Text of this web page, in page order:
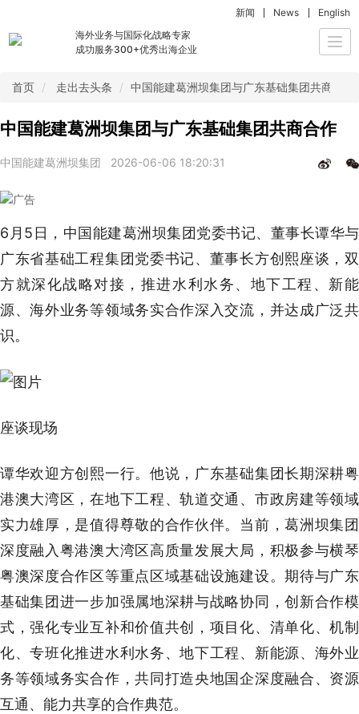
海外业务与国际化战略专家
成功服务300+优秀出海企业
新闻 News English
首页 走出去头条 中国能建葛洲坝集团与广东基础集团共商合作
中国能建葛洲坝集团与广东基础集团共商合作
中国能建葛洲坝集团 2026-06-06 18:20:31
6月5日，中国能建葛洲坝集团党委书记、董事长谭华与
广东省基础工程集团党委书记、董事长方创熙座谈，双
方就深化战略对接，推进水利水务、地下工程、新能
源、海外业务等领域务实合作深入交流，并达成广泛共
识。
座谈现场
谭华欢迎方创熙一行。他说，广东基础集团长期深耕粤
港澳大湾区，在地下工程、轨道交通、市政房建等领域
实力雄厚，是值得尊敬的合作伙伴。当前，葛洲坝集团
深度融入粤港澳大湾区高质量发展大局，积极参与横琴
粤澳深度合作区等重点区域基础设施建设。期待与广东
基础集团进一步加强属地深耕与战略协同，创新合作模
式，强化专业互补和价值共创，项目化、清单化、机制
化、专班化推进水利水务、地下工程、新能源、海外业
务等领域务实合作，共同打造央地国企深度融合、资源
互通、能力共享的合作典范。